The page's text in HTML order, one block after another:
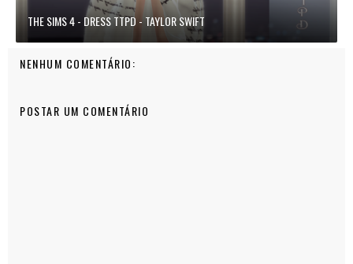
THE SIMS 4 - DRESS TTPD - TAYLOR SWIFT
NENHUM COMENTÁRIO:
POSTAR UM COMENTÁRIO